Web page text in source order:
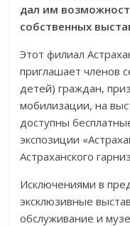
дал им
собственных
Этот филиал
приглашает членов
детей) граждан,
мобилизации, на
доступны
экспозиции
Астраханского
Исключениями в
эксклюзивные
обслуживание и